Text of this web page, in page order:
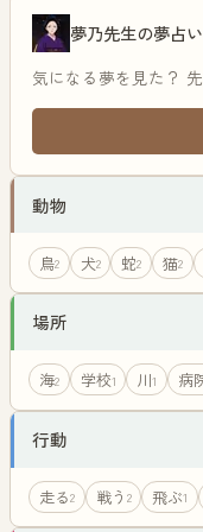
夢乃先生の夢占い
気になる夢を見た？
動物
鳥2 犬2 蛇2 猫2
場所
海2 学校1 川1 病
行動
走る2 戦う 2 飛ぶ1